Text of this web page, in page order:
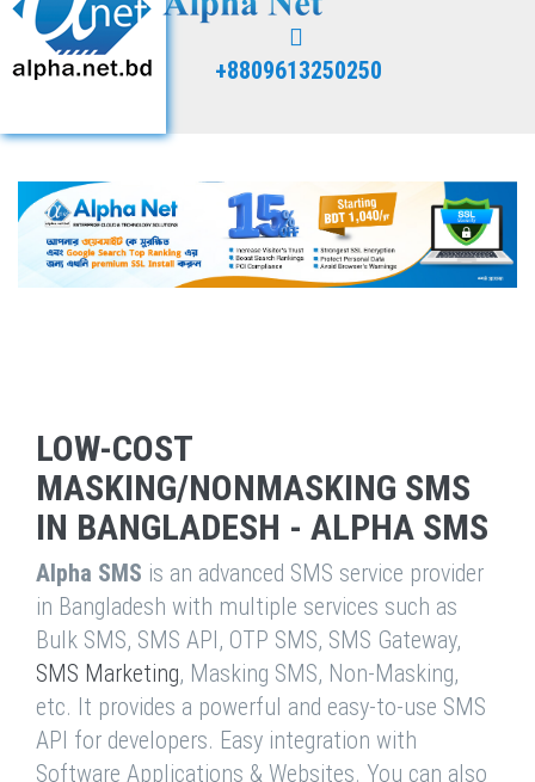
+8809613250250
LOW-COST
MASKING/NONMASKING SMS
IN BANGLADESH - ALPHA SMS
Alpha SMS is an advanced SMS service provider
in Bangladesh with multiple services such as
Bulk SMS, SMS API, OTP SMS, SMS Gateway,
SMS Marketing, Masking SMS, Non-Masking,
etc. It provides a powerful and easy-to-use SMS
API for developers. Easy integration with
Software Applications & Websites. You can also